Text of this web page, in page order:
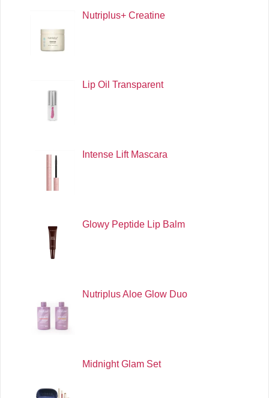
Nutriplus+ Creatine
Lip Oil Transparent
Intense Lift Mascara
Glowy Peptide Lip Balm
Nutriplus Aloe Glow Duo
Midnight Glam Set